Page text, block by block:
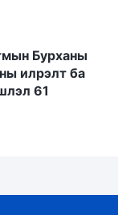
Бурханы
илрэлт ба
61